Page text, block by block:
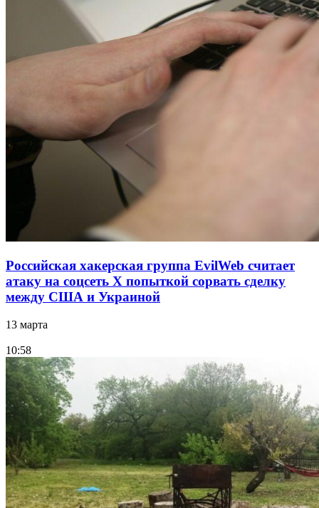
Российская хакерская группа EvilWeb считает
атаку на соцсеть Х попыткой сорвать сделку
между США и Украиной
13 марта
10:58